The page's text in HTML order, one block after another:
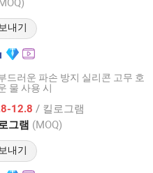
내기
2024
드러운 파손 방지 실리콘 고무 호
물 사용 시
12.8 / 킬로그램
그램 (MOQ)
내기
Co., Ltd.
후 2019